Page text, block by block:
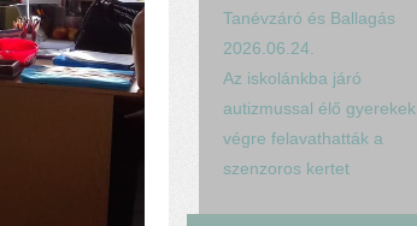
Tanévzáró és Ballagás
2026.06.24.
Az iskolánkba járó
autizmussal élő gyerekek
végre felavathatták a
szenzoros kertet